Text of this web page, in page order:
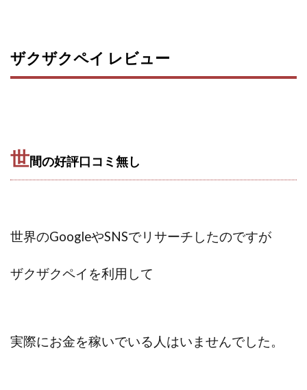
ザクザクペイ レビュー
世間の好評口コミ無し
世界のGoogleやSNSでリサーチしたのですが
ザクザクペイを利用して
実際にお金を稼いでいる人はいませんでした。